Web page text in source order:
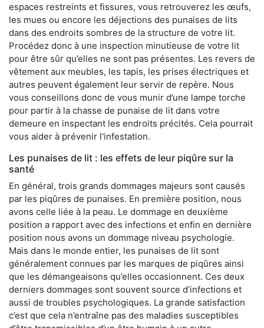
espaces restreints et fissures, vous retrouverez les œufs,
les mues ou encore les déjections des punaises de lits
dans des endroits sombres de la structure de votre lit.
Procédez donc à une inspection minutieuse de votre lit
pour être sûr qu’elles ne sont pas présentes. Les revers de
vêtement aux meubles, les tapis, les prises électriques et
autres peuvent également leur servir de repère. Nous
vous conseillons donc de vous munir d’une lampe torche
pour partir à la chasse de punaise de lit dans votre
demeure en inspectant les endroits précités. Cela pourrait
vous aider à prévenir l'infestation.
Les punaises de lit : les effets de leur piqûre sur la
santé
En général, trois grands dommages majeurs sont causés
par les piqûres de punaises. En première position, nous
avons celle liée à la peau. Le dommage en deuxième
position a rapport avec des infections et enfin en dernière
position nous avons un dommage niveau psychologie.
Mais dans le monde entier, les punaises de lit sont
généralement connues par les marques de piqûres ainsi
que les démangeaisons qu’elles occasionnent. Ces deux
derniers dommages sont souvent source d’infections et
aussi de troubles psychologiques. La grande satisfaction
c’est que cela n’entraîne pas des maladies susceptibles